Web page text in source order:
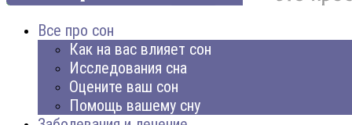
Все про сон
Как на вас влияет сон
Исследования сна
Оцените ваш сон
Помощь вашему сну